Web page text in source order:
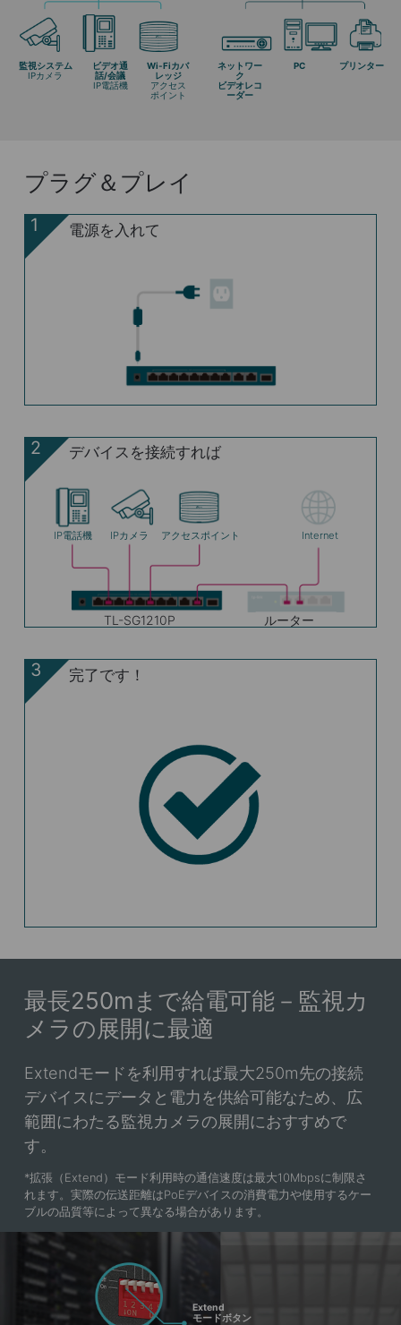
監視システム
IPカメラ
ビデオ通
話/会議
IP電話機
Wi-Fiカバ
レッジ
アクセス
ポイント
ネットワー
ク
ビデオレコ
ーダー
PC プリンター
プラグ＆プレイ
1 電源を入れて
2 デバイスを接続すれば
Internet
IP電話機 IPカメラ アクセスポイント
ルーター
TL-SG1210P
3 完了です！
最長250mまで給電可能－監視カ
メラの展開に最適
Extendモードを利用すれば最大250m先の接続
デバイスにデータと電力を供給可能なため、広
範囲にわたる監視カメラの展開におすすめで
す。
*拡張（Extend）モード利用時の通信速度は最大10Mbpsに制限さ
れます。実際の伝送距離はPoEデバイスの消費電力や使用するケー
ブルの品質等によって異なる場合があります。
Extend
モードボタン